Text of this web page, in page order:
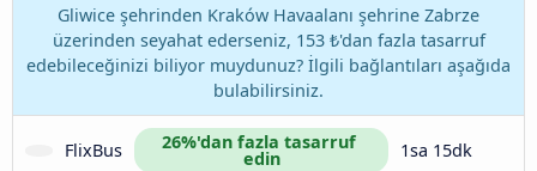
Gliwice şehrinden Kraków Havaalanı şehrine Zabrze
üzerinden seyahat ederseniz, 153 ₺'dan fazla tasarruf
edebileceğinizi biliyor muydunuz? İlgili bağlantıları aşağıda
bulabilirsiniz.
FlixBus 26%'dan fazla tasarruf
edin 1sa 15dk